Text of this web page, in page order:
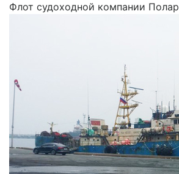
Флот судоходной компании Полар